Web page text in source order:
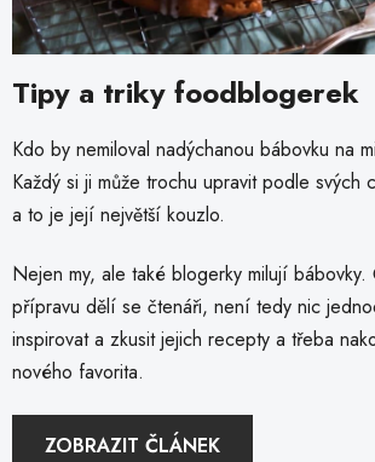
Tipy a triky foodblogerek
Kdo by nemiloval nadýchanou bábovku na
Každý si ji může trochu upravit podle
a to je její největší kouzlo.
Nejen my, ale také blogerky milují bábovky.
přípravu dělí se čtenáři, není tedy nic
inspirovat a zkusit jejich recepty a třeba
nového favorita.
ZOBRAZIT ČLÁNEK